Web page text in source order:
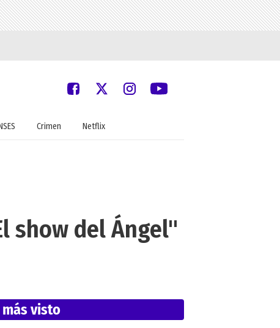
Crimen Netflix
show del Ángel"
más visto